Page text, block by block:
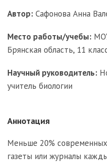
Автор: Сафонова Анна
Место работы/учебы:
Брянская область, 11
Научный руководитель:
учитель биологии
Аннотация
Меньше 20%
газеты или журналы